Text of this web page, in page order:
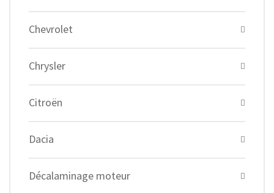
Chevrolet
Chrysler
Citroën
Dacia
Décalaminage moteur